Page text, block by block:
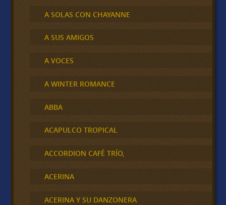
A SOLAS CON CHAYANNE
A SUS AMIGOS
A VOCES
A WINTER ROMANCE
ABBA
ACAPULCO TROPICAL
ACCORDION CAFÉ TRÍO,
ACERINA
ACERINA Y SU DANZONERA